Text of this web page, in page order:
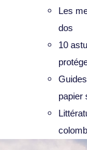
Les
dos
10
papier